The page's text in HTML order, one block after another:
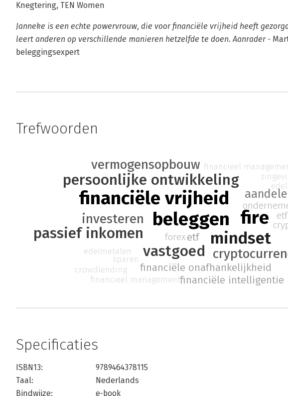
Knegtering, TEN Women
Janneke is een echte powervrouw, die voor financiële vrijheid heeft
leert anderen op verschillende manieren hetzelfde te doen. Aanrader-
beleggingsexpert
Trefwoorden
beleggen
financiële vrijheid
fire
mindset
persoonlijke ontwikkeling
vastgoed
passief inkomen
investeren
vermogensopbouw
etf
financiële onafhankelijkheid
financiële intelligentie
forex
sparen
financieel
edelmetalen
financieel management
crowdlending
Specificaties
ISBN13:
9789464378115
Taal:
Nederlands
Bindwijze:
e-book